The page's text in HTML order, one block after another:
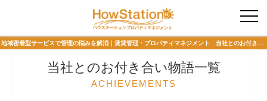
入居者様専用
当社とのお付き合い物語一覧
ACHIEVEMENTS